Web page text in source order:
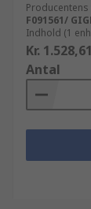
F091561/
Indhold (1
Kr. 1.528,61
Antal